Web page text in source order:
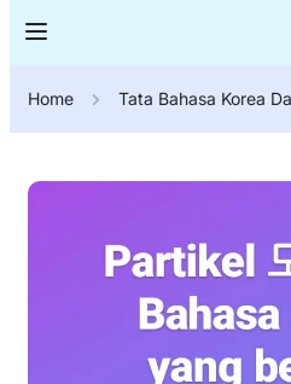
Home Tata Bahasa Korea